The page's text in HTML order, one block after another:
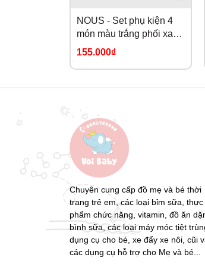
NOUS - Set phụ kiện 4
món màu trắng phối xanh
da trời NB
155.000₫
Chuyên cung cấp đồ mẹ và bé thời
trang trẻ em, các loại bỉm sữa, thực
phẩm chức năng, vitamin, đồ ăn
bình sữa, các loại máy móc tiệt
dụng cụ cho bé, xe đẩy xe nôi, cũi
các dụng cụ hỗ trợ cho Mẹ và bé...